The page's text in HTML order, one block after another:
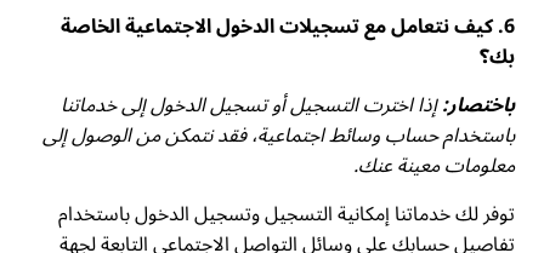
6. كيف نتعامل مع تسجيلات الدخول الاجتماعية الخاصة
بك؟
باختصار:إذا اخترت التسجيل أو تسجيل الدخول إلى خدماتنا
باستخدام حساب وسائط اجتماعية، فقد نتمكن من الوصول إلى
معلومات معينة عنك.
توفر لك خدماتنا إمكانية التسجيل وتسجيل الدخول باستخدام
تفاصيل حسابك على وسائل التواصل الاجتماعي التابعة لجهة